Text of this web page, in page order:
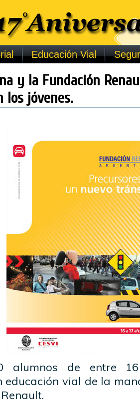
Educación Vial
y la Fundación
los jóvenes.
alumnos de entre
educación vial de la